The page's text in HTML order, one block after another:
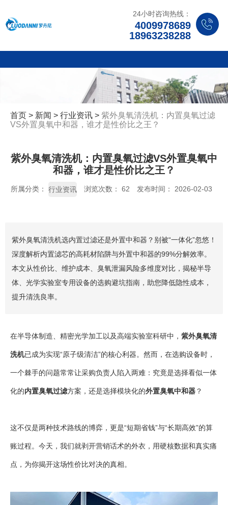
24小时咨询热线：
4009978689
18963238288
首页 > 新闻 > 行业资讯 > 紫外臭氧清洗机：内置臭氧过滤
VS外置臭氧中和器，谁才是性价比之王？
紫外臭氧清洗机：内置臭氧过滤VS外置臭氧中
和器，谁才是性价比之王？
所属分类： 行业资讯 浏览次数： 62 发布时间： 2026-02-03
紫外臭氧清洗机选内置过滤还是外置中和器？别被“一体化”忽悠！
深度解析内置滤芯的高耗材陷阱与外置中和器的99%分解效率。
本文从性价比、维护成本、臭氧泄漏风险多维度对比，揭秘半导
体、光学实验室专用设备的选购避坑指南，助您降低隐性成本，
提升清洗良率。
在半导体制造、精密光学加工以及高端实验室科研中， 紫外臭氧清
洗机已成为实现“原子级清洁”的核心利器。然而，在选购设备时，
一个棘手的问题常常让采购负责人陷入两难：究竟是选择看似一体
化的内置臭氧过滤方案，还是选择模块化的外置臭氧中和器 ？
这不仅是两种技术路线的博弈，更是“短期省钱”与“长期高效”的算
账过程。今天，我们就剥开营销话术的外衣，用硬核数据和真实痛
点，为你揭开这场性价比对决的真相。